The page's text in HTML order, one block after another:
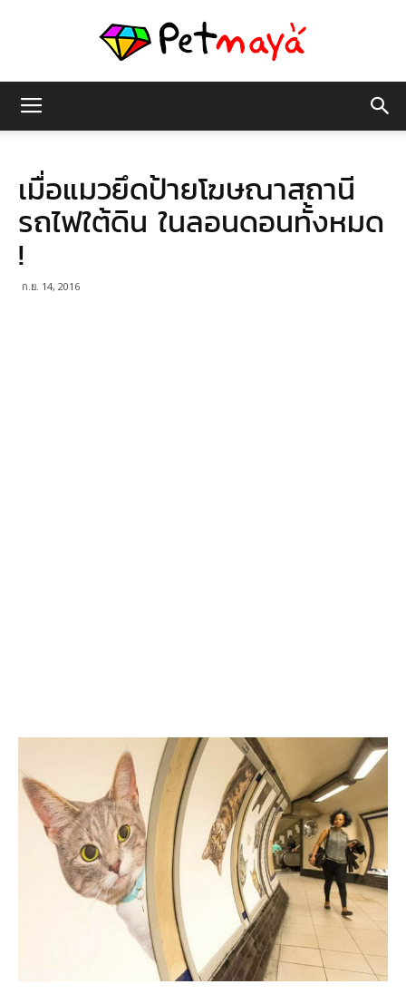
มายา
เมื่อแมวยึดป้ายโฆษณาสถานี
รถไฟใต้ดิน ในลอนดอนทั้งหมด
!
ก.ย. 14, 2016